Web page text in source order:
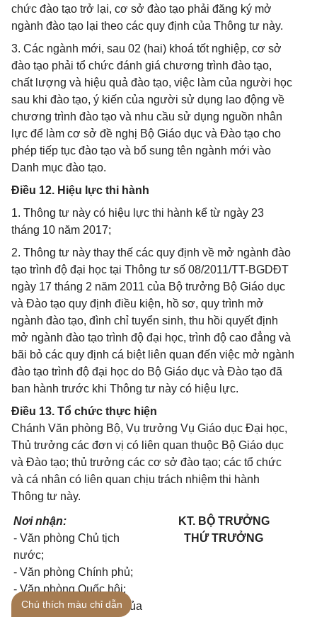
chức đào tạo trở lại, cơ sở đào tạo phải đăng ký mở
ngành đào tạo lại theo các quy định của Thông tư này.
3. Các ngành mới, sau 02 (hai) khoá tốt nghiệp, cơ sở
đào tạo phải tổ chức đánh giá chương trình đào tạo,
chất lượng và hiệu quả đào tạo, việc làm của người học
sau khi đào tạo, ý kiến của người sử dụng lao động về
chương trình đào tạo và nhu cầu sử dụng nguồn nhân
lực để làm cơ sở đề nghị Bộ Giáo dục và Đào tạo cho
phép tiếp tục đào tạo và bổ sung tên ngành mới vào
Danh mục đào tạo.
Điều 12. Hiệu lực thi hành
1. Thông tư này có hiệu lực thi hành kể từ ngày 23
tháng 10 năm 2017;
2. Thông tư này thay thế các quy định về mở ngành đào
tạo trình độ đại học tại Thông tư số 08/2011/TT-BGDĐT
ngày 17 tháng 2 năm 2011 của Bộ trưởng Bộ Giáo dục
và Đào tạo quy định điều kiện, hồ sơ, quy trình mở
ngành đào tạo, đình chỉ tuyển sinh, thu hồi quyết định
mở ngành đào tạo trình độ đại học, trình độ cao đẳng và
bãi bỏ các quy định cá biệt liên quan đến việc mở ngành
đào tạo trình độ đại học do Bộ Giáo dục và Đào tạo đã
ban hành trước khi Thông tư này có hiệu lực.
Điều 13. Tổ chức thực hiện
Chánh Văn phòng Bộ, Vụ trưởng Vụ Giáo dục Đại học,
Thủ trưởng các đơn vị có liên quan thuộc Bộ Giáo dục
và Đào tạo; thủ trưởng các cơ sở đào tạo; các tổ chức
và cá nhân có liên quan chịu trách nhiệm thi hành
Thông tư này.
Nơi nhận:
- Văn phòng Chủ tịch
nước;
- Văn phòng Chính phủ;
- Văn phòng Quốc hội;
- UBVHGDTNTN-NĐ của
KT. BỘ TRƯỞNG
THỨ TRƯỞNG
Chú thích màu chỉ dẫn